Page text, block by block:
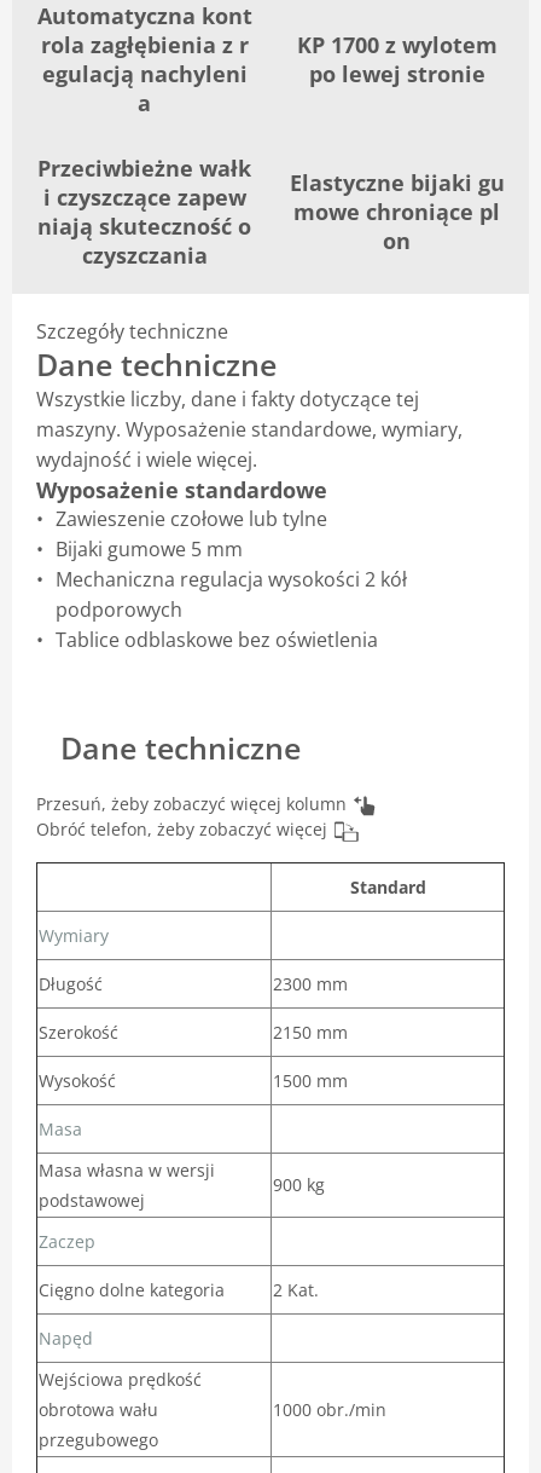
Automatyczna kont
rola zagłębienia z r
egulacją nachyleni
a
KP 1700 z wylotem
po lewej stronie
Przeciwbieżne wałk
i czyszczące zapew
niają skuteczność o
czyszczania
Elastyczne bijaki gu
mowe chroniące pl
on
Szczegóły techniczne
Dane techniczne
Wszystkie liczby, dane i fakty dotyczące tej
maszyny. Wyposażenie standardowe, wymiary,
wydajność i wiele więcej.
Wyposażenie standardowe
Zawieszenie czołowe lub tylne
Bijaki gumowe 5 mm
Mechaniczna regulacja wysokości 2 kół
podporowych
Tablice odblaskowe bez oświetlenia
Dane techniczne
Przesuń, żeby zobaczyć więcej kolumn
Obróć telefon, żeby zobaczyć więcej
Standard
Wymiary
Długość 2300 mm
Szerokość 2150 mm
Wysokość 1500 mm
Masa
Masa własna w wersji
podstawowej
900 kg
Zaczep
Cięgno dolne kategoria 2 Kat.
Napęd
Wejściowa prędkość
obrotowa wału
przegubowego
1000 obr./min